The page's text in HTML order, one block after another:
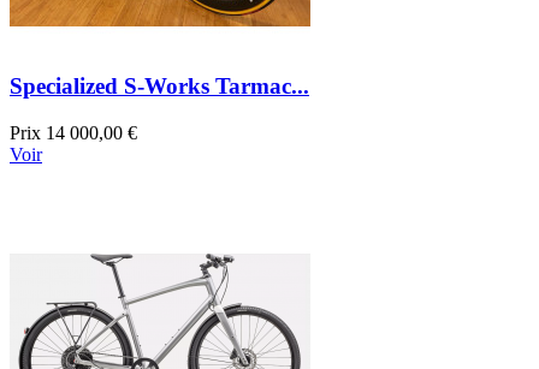
Specialized S-Works Tarmac...
Prix 14 000,00 €
Voir